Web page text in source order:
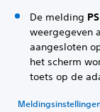
De melding
weergegeven
aangesloten
het scherm
toets op de